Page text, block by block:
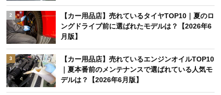
2
【カー用品店】売れているタイヤTOP10｜夏のロ
ングドライブ前に選ばれたモデルは？【2026年6
月版】
3
【カー用品店】売れているエンジンオイルTOP10
｜夏本番前のメンテナンスで選ばれている人気モ
デルは？【2026年6月版】